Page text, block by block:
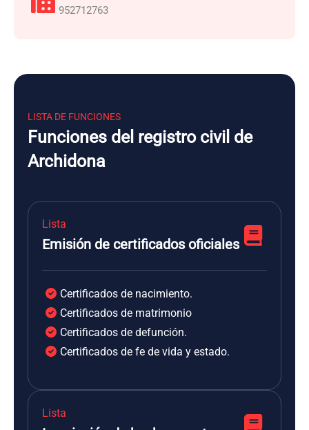
952712763
LISTA DE FUNCIONES
Funciones del registro civil de
Archidona
Lista
Emisión de certificados oficiales
Certificados de nacimiento.
Certificados de matrimonio
Certificados de defunción.
Certificados de fe de vida y estado.
Lista